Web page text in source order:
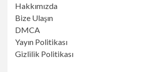
Hakkımızda
Bize Ulaşın
DMCA
Yayın Politikası
Gizlilik Politikası